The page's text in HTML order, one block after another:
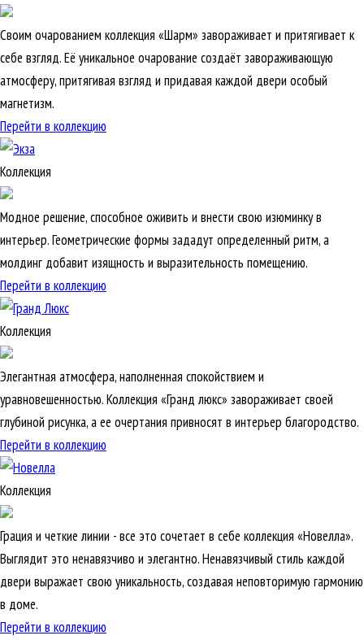
Своим очарованием коллекция «Шарм» завораживает и притягивает к
себе взгляд. Её уникальное очарование создаёт завораживающую
атмосферу, притягивая взгляд и придавая каждой двери особый
магнетизм.
Перейти в коллекцию
Коллекция
Модное решение, способное оживить и внести свою изюминку в
интерьер. Геометрические формы зададут определенный ритм, а
молдинг добавит изящность и выразительность помещению.
Перейти в коллекцию
Коллекция
Элегантная атмосфера, наполненная спокойствием и
уравновешенностью. Коллекция «Гранд люкс» завораживает своей
глубиной рисунка, а ее очертания привносят в интерьер благородство.
Перейти в коллекцию
Коллекция
Грация и четкие линии - все это сочетает в себе коллекция «Новелла».
Выглядит это ненавязчиво и элегантно. Ненавязчивый стиль каждой
двери выражает свою уникальность, создавая неповторимую гармонию
в доме.
Перейти в коллекцию